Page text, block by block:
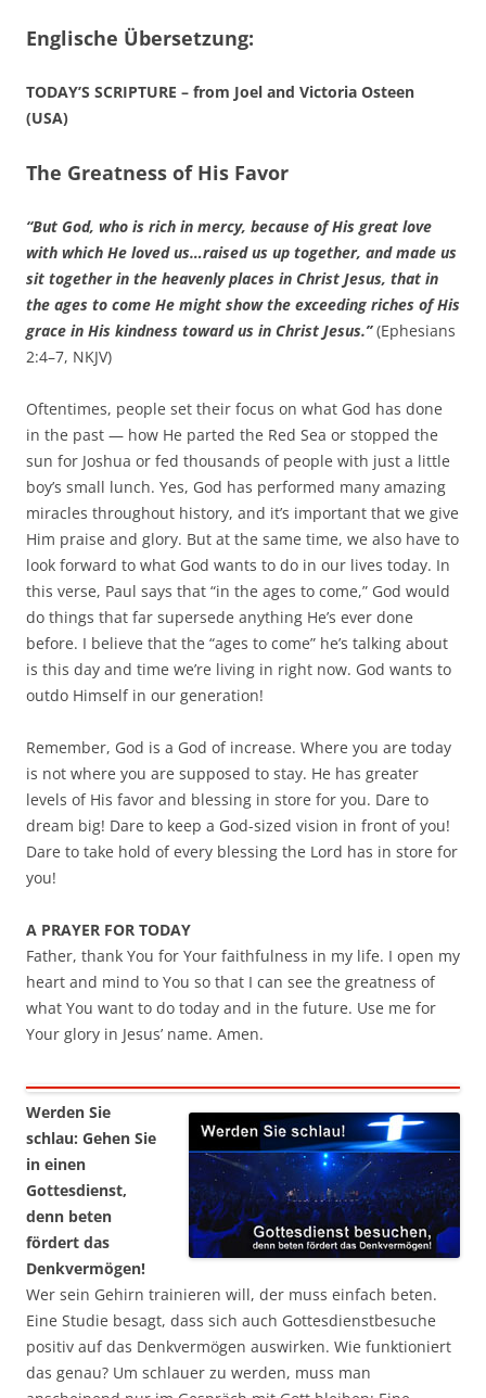
Englische Übersetzung:
TODAY’S SCRIPTURE – from Joel and Victoria Osteen
(USA)
The Greatness of His Favor
“But God, who is rich in mercy, because of His great love
with which He loved us…raised us up together, and made us
sit together in the heavenly places in Christ Jesus, that in
the ages to come He might show the exceeding riches of His
grace in His kindness toward us in Christ Jesus.”(Ephesians
2:4–7, NKJV)
Oftentimes, people set their focus on what God has done
in the past — how He parted the Red Sea or stopped the
sun for Joshua or fed thousands of people with just a little
boy’s small lunch. Yes, God has performed many amazing
miracles throughout history, and it’s important that we give
Him praise and glory. But at the same time, we also have to
look forward to what God wants to do in our lives today. In
this verse, Paul says that “in the ages to come,” God would
do things that far supersede anything He’s ever done
before. I believe that the “ages to come” he’s talking about
is this day and time we’re living in right now. God wants to
outdo Himself in our generation!
Remember, God is a God of increase. Where you are today
is not where you are supposed to stay. He has greater
levels of His favor and blessing in store for you. Dare to
dream big! Dare to keep a God-sized vision in front of you!
Dare to take hold of every blessing the Lord has in store for
you!
A PRAYER FOR TODAY
Father, thank You for Your faithfulness in my life. I open my
heart and mind to You so that I can see the greatness of
what You want to do today and in the future. Use me for
Your glory in Jesus’ name. Amen.
Werden Sie
schlau: Gehen Sie
in einen
Gottesdienst,
denn beten
fördert das
Denkvermögen!
Wer sein Gehirn trainieren will, der muss einfach beten.
Eine Studie besagt, dass sich auch Gottesdienstbesuche
positiv auf das Denkvermögen auswirken. Wie funktioniert
das genau? Um schlauer zu werden, muss man